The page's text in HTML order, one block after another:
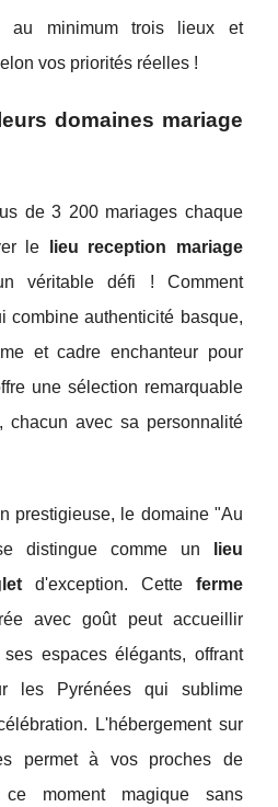
au minimum trois lieux et
vos priorités réelles !
domaines mariage
de 3 200 mariages chaque
le
lieu reception mariage
véritable défi ! Comment
combine authenticité basque,
et cadre enchanteur pour
une sélection remarquable
chacun avec sa personnalité
prestigieuse, le domaine "Au
distingue comme un
lieu
d'exception. Cette ferme
avec goût peut accueillir
espaces élégants, offrant
les Pyrénées qui sublime
L'hébergement sur
permet à vos proches de
moment magique sans